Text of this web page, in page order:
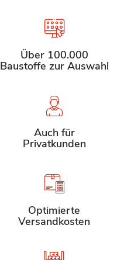
Über 100.000
Baustoffe zur Auswahl
Auch für
Privatkunden
Optimierte
Versandkosten